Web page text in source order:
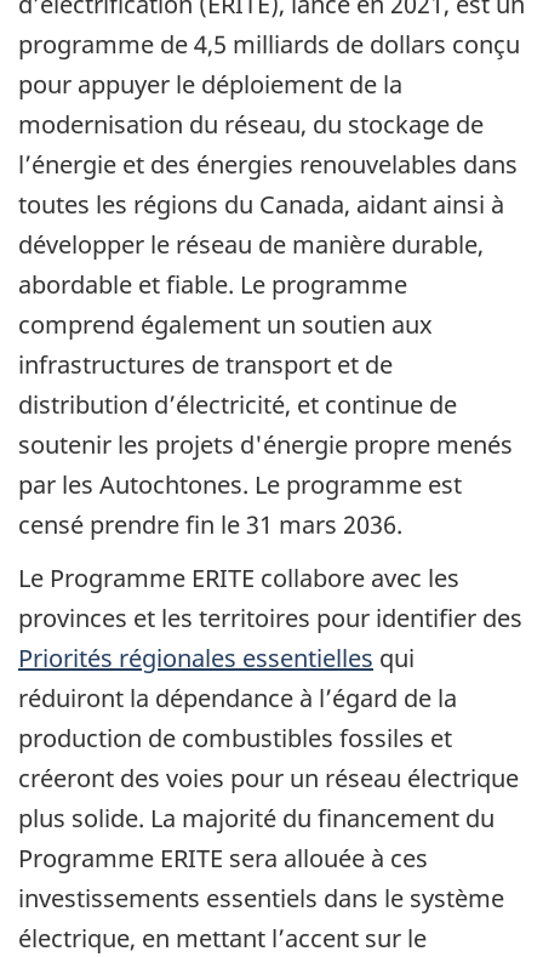
programme de 4,5 milliards de dollars conçu
pour appuyer le déploiement de la
modernisation du réseau, du stockage de
l’énergie et des énergies renouvelables dans
toutes les régions du Canada, aidant ainsi à
développer le réseau de manière durable,
abordable et fiable. Le programme
comprend également un soutien aux
infrastructures de transport et de
distribution d’électricité, et continue de
soutenir les projets d'énergie propre menés
par les Autochtones. Le programme est
censé prendre fin le 31 mars 2036.
Le Programme ERITE collabore avec les
provinces et les territoires pour identifier des
Priorités régionales essentielles qui
réduiront la dépendance à l’égard de la
production de combustibles fossiles et
créeront des voies pour un réseau électrique
plus solide. La majorité du financement du
Programme ERITE sera allouée à ces
investissements essentiels dans le système
électrique, en mettant l’accent sur le